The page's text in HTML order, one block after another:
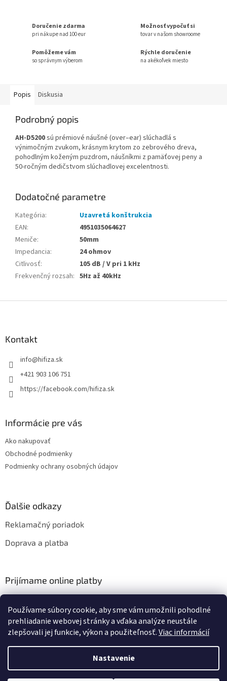
Používame súbory cookie, aby sme vám umožnili pohodlné
prehliadanie webovej stránky a vďaka analýze neustále
zlepšovali jej funkcie, výkon a použiteľnosť.Viac informácií
Nastavenie
Doručenie zdarma
pri nákupe nad 100 eur
Možnosť vypočuť si
tovar v našom showroome
Pomôžeme vám
so správnym výberom
Rýchle doručenie
na akékoľvek miesto
Popis Diskusia
Podrobný popis
AH-D5200sú prémiové náušné (over–ear) slúchadlá s
výnimočným zvukom, krásnym krytom zo zebrového dreva,
pohodlným koženým puzdrom, náušníkmi z pamäťovej peny a
50-ročným dedičstvom slúchadlovej excelentnosti.
Dodatočné parametre
Kategória:
Uzavretá konštrukcia
EAN:
4951035064627
Meniče:
50mm
Impedancia:
24 ohmov
Citlivosť:
105 dB / V pri 1 kHz
Frekvenčný rozsah: 5Hz až 40kHz
Kontakt
info@hifiza.sk
+421 903 106 751
https://facebook.com/hifiza.sk
Informácie pre vás
Ako nakupovať
Obchodné podmienky
Podmienky ochrany osobných údajov
Ďalšie odkazy
Reklamačný poriadok
Doprava a platba
Prijímame online platby